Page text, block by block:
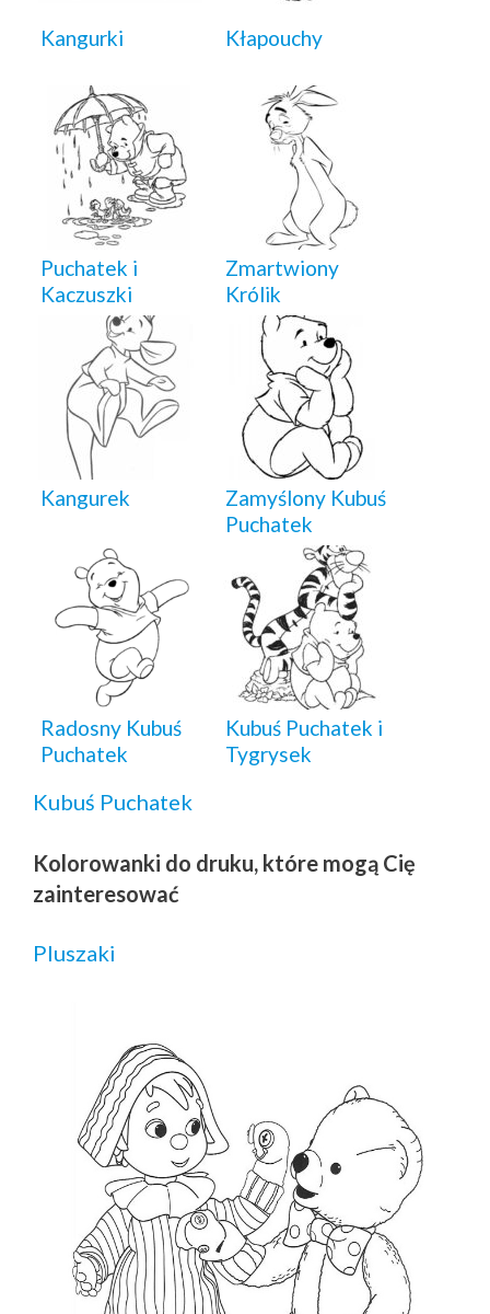
Kangurki Kłapouchy
Puchatek i
Kaczuszki
Zmartwiony
Królik
Kangurek
Zamyślony Kubuś
Puchatek
Radosny Kubuś
Puchatek
Kubuś Puchatek i
Tygrysek
Kubuś Puchatek
Kolorowanki do druku, które mogą Cię
zainteresować
Pluszaki